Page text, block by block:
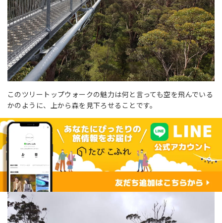
このツリートップウォークの魅力は何と言っても空を飛んでいる
かのように、上から森を見下ろせることです。